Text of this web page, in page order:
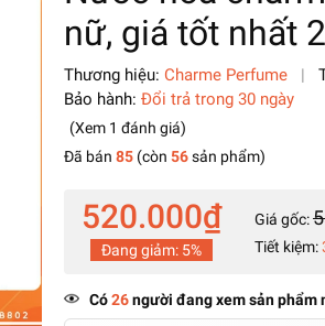
nữ, giá tốt nhất
Thương hiệu: Charme Perfume |
Bảo hành: Đổi trả trong 30 ngày
(Xem 1 đánh giá)
Đã bán 85 (còn 56sản phẩm)
520.000₫
Đang giảm: 5%
Giá gốc:
Tiết kiệm:
Có26người đang xem sản phẩm